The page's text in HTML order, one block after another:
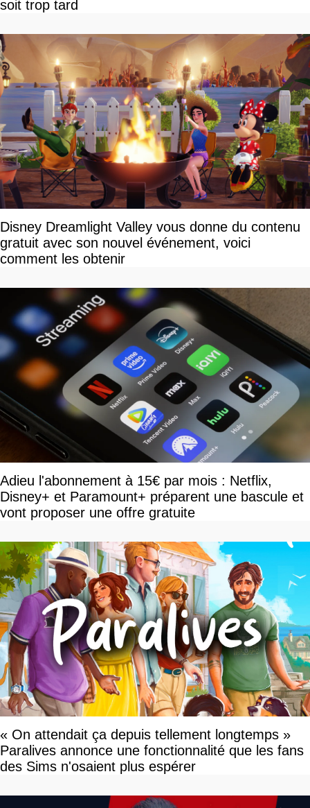
soit trop tard
Disney Dreamlight Valley vous donne du contenu
gratuit avec son nouvel événement, voici
comment les obtenir
Adieu l'abonnement à 15€ par mois : Netflix,
Disney+ et Paramount+ préparent une bascule et
vont proposer une offre gratuite
« On attendait ça depuis tellement longtemps »
Paralives annonce une fonctionnalité que les fans
des Sims n'osaient plus espérer